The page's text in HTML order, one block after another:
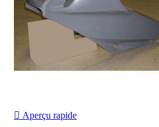
 Aperçu rapide